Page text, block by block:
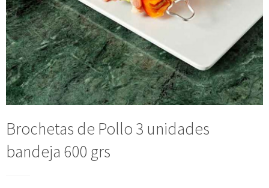
Brochetas de Pollo 3 unidades
bandeja 600 grs